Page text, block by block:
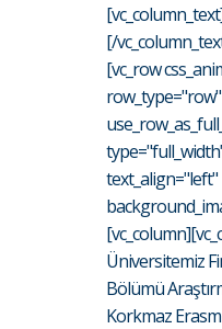
[/
[vc_row
row_type="row"
text_align="left"
Üniversitemiz
Bölümü
Korkmaz